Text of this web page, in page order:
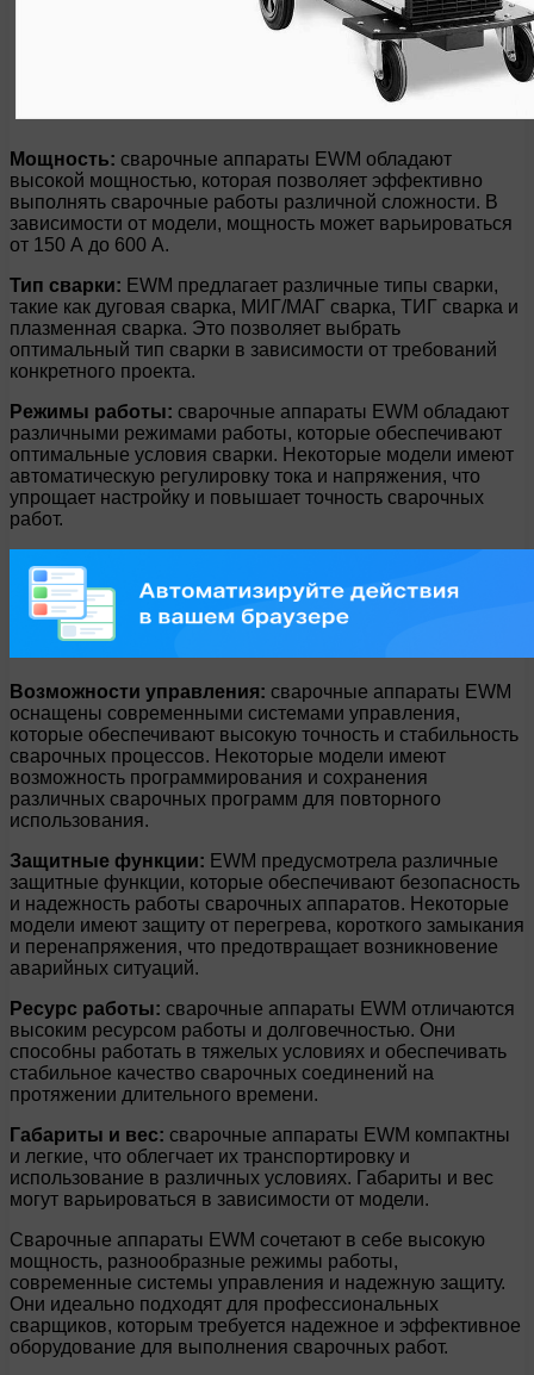
Мощность: сварочные аппараты EWM обладают
высокой мощностью, которая позволяет эффективно
выполнять сварочные работы различной сложности. В
зависимости от модели, мощность может варьироваться
от 150 А до 600 А.
Тип сварки: EWM предлагает различные типы сварки,
такие как дуговая сварка, МИГ/МАГ сварка, ТИГ сварка и
плазменная сварка. Это позволяет выбрать
оптимальный тип сварки в зависимости от требований
конкретного проекта.
Режимы работы: сварочные аппараты EWM обладают
различными режимами работы, которые обеспечивают
оптимальные условия сварки. Некоторые модели имеют
автоматическую регулировку тока и напряжения, что
упрощает настройку и повышает точность сварочных
работ.
Возможности управления: сварочные аппараты EWM
оснащены современными системами управления,
которые обеспечивают высокую точность и стабильность
сварочных процессов. Некоторые модели имеют
возможность программирования и сохранения
различных сварочных программ для повторного
использования.
Защитные функции: EWM предусмотрела различные
защитные функции, которые обеспечивают безопасность
и надежность работы сварочных аппаратов. Некоторые
модели имеют защиту от перегрева, короткого замыкания
и перенапряжения, что предотвращает возникновение
аварийных ситуаций.
Ресурс работы: сварочные аппараты EWM отличаются
высоким ресурсом работы и долговечностью. Они
способны работать в тяжелых условиях и обеспечивать
стабильное качество сварочных соединений на
протяжении длительного времени.
Габариты и вес: сварочные аппараты EWM компактны
и легкие, что облегчает их транспортировку и
использование в различных условиях. Габариты и вес
могут варьироваться в зависимости от модели.
Сварочные аппараты EWM сочетают в себе высокую
мощность, разнообразные режимы работы,
современные системы управления и надежную защиту.
Они идеально подходят для профессиональных
сварщиков, которым требуется надежное и эффективное
оборудование для выполнения сварочных работ.